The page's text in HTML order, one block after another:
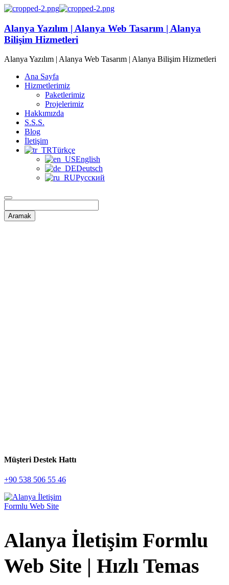
Alanya Yazılım | Alanya Web Tasarım | Alanya
Bilişim Hizmetleri
Alanya Yazılım | Alanya Web Tasarım | Alanya Bilişim Hizmetleri
Ana Sayfa
Hizmetlerimiz
Paketlerimiz
Projelerimiz
Hakkımızda
S.S.S.
Blog
İletişim
Türkçe
English
Deutsch
Русский
Müşteri Destek Hattı
+90 538 506 55 46
Alanya İletişim Formlu
Web Site | Hızlı Temas